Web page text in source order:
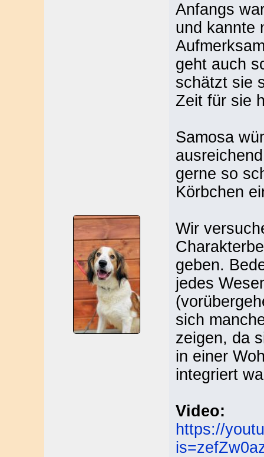
Anfangs
und kannte
geht auch
schätzt sie
Zeit für sie
Samosa
gerne so
Körbchen
Wir
geben.
jedes
sich
zeigen, da
in einer
integriert
Video:
https://